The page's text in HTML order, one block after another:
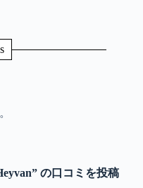
の口コミを投稿